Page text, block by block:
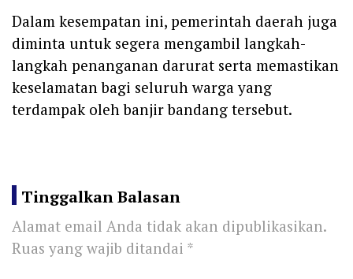
Dalam kesempatan ini, pemerintah daerah juga
diminta untuk segera mengambil langkah-
langkah penanganan darurat serta memastikan
keselamatan bagi seluruh warga yang
terdampak oleh banjir bandang tersebut.
Tinggalkan Balasan
Alamat email Anda tidak akan dipublikasikan.
Ruas yang wajib ditandai *